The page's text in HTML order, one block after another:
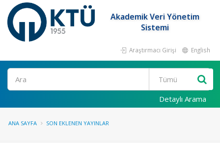
Akademik Veri Yönetim
Sistemi
Araştırmacı Girişi English
Ara
Detaylı Arama
ANA SAYFA SON EKLENEN YAYINLAR